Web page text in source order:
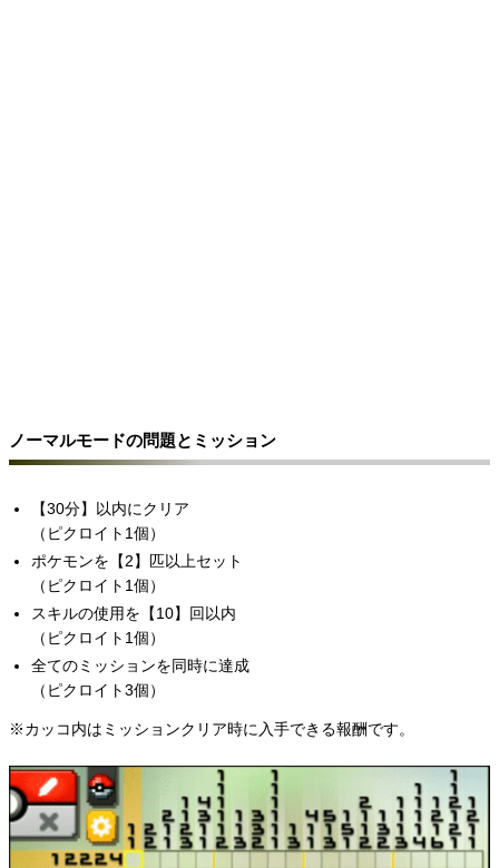
ノーマルモードの問題とミッション
【30分】以内にクリア
（ピクロイト1個）
ポケモンを【2】匹以上セット
（ピクロイト1個）
スキルの使用を【10】回以内
（ピクロイト1個）
全てのミッションを同時に達成
（ピクロイト3個）
※カッコ内はミッションクリア時に入手できる報酬です。